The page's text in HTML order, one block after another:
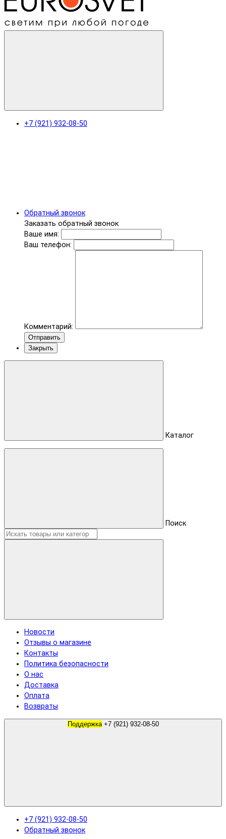
+7 (921) 932-08-50
Обратный звонок
Заказать обратный звонок
Ваше имя:
Ваш телефон:
Комментарий:
Отправить
Закрыть
Каталог
Поиск
Новости
Отзывы о магазине
Контакты
Политика безопасности
О нас
Доставка
Оплата
Возвраты
Поддержка +7 (921) 932-08-50
+7 (921) 932-08-50
Обратный звонок